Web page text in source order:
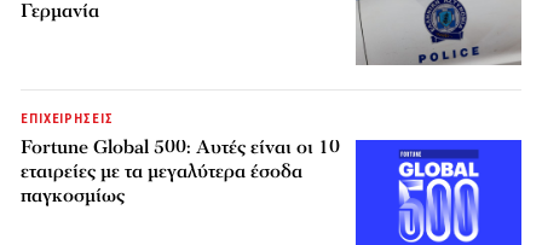
Γερμανία
ΕΠΙΧΕΙΡΗΣΕΙΣ
Fortune Global 500: Αυτές είναι οι 10
εταιρείες με τα μεγαλύτερα έσοδα
παγκοσμίως